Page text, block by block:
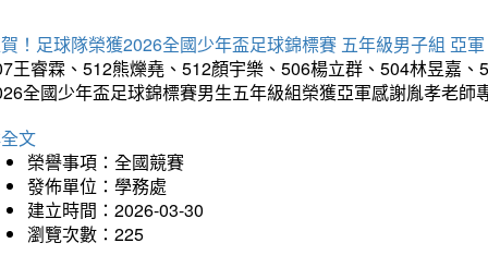
！足球隊榮獲2026全國少年盃足球錦標賽 五年級男子組 亞軍
王睿霖、512熊爍堯、512顏宇樂、506楊立群、504林昱嘉
全國少年盃足球錦標賽男生五年級組榮獲亞軍感謝胤孝老師
文
榮譽事項：全國競賽
發佈單位：學務處
建立時間：2026-03-30
瀏覽次數：225